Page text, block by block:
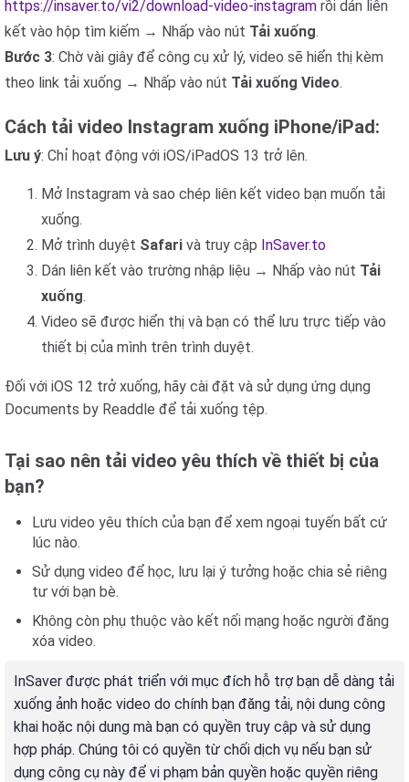
https://insaver.to/vi2/download-video-instagram rồi dán liên
kết vào hộp tìm kiếm → Nhấp vào nút Tải xuống.
Bước 3: Chờ vài giây để công cụ xử lý, video sẽ hiển thị kèm
theo link tải xuống → Nhấp vào nút Tải xuống Video.
Cách tải video Instagram xuống iPhone/iPad:
Lưu ý: Chỉ hoạt động với iOS/iPadOS 13 trở lên.
Mở Instagram và sao chép liên kết video bạn muốn tải
xuống.
Mở trình duyệt Safari và truy cập InSaver.to
Dán liên kết vào trường nhập liệu → Nhấp vào nút Tải
xuống.
Video sẽ được hiển thị và bạn có thể lưu trực tiếp vào
thiết bị của mình trên trình duyệt.
Đối với iOS 12 trở xuống, hãy cài đặt và sử dụng ứng dụng
Documents by Readdle để tải xuống tệp.
Tại sao nên tải video yêu thích về thiết bị của
bạn?
Lưu video yêu thích của bạn để xem ngoại tuyến bất cứ
lúc nào.
Sử dụng video để học, lưu lại ý tưởng hoặc chia sẻ riêng
tư với bạn bè.
Không còn phụ thuộc vào kết nối mạng hoặc người đăng
xóa video.
InSaver được phát triển với mục đích hỗ trợ bạn dễ dàng tải
xuống ảnh hoặc video do chính bạn đăng tải, nội dung công
khai hoặc nội dung mà bạn có quyền truy cập và sử dụng
hợp pháp. Chúng tôi có quyền từ chối dịch vụ nếu bạn sử
dụng công cụ này để vi phạm bản quyền hoặc quyền riêng